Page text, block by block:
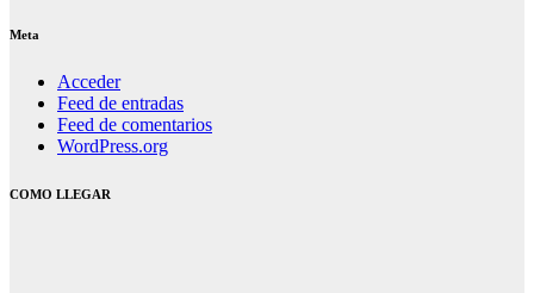
Meta
Acceder
Feed de entradas
Feed de comentarios
WordPress.org
COMO LLEGAR